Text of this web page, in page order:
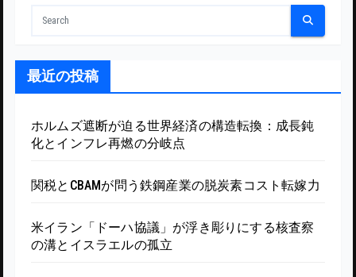
最近の投稿
ホルムズ遮断が迫る世界経済の構造転換：成長鈍
化とインフレ再燃の分岐点
関税とCBAMが問う鉄鋼産業の脱炭素コスト転嫁力
米イラン「ドーハ協議」が浮き彫りにする核査察
の溝とイスラエルの孤立